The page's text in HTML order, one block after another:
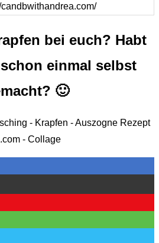
bei euch? Habt
einmal selbst
🙂